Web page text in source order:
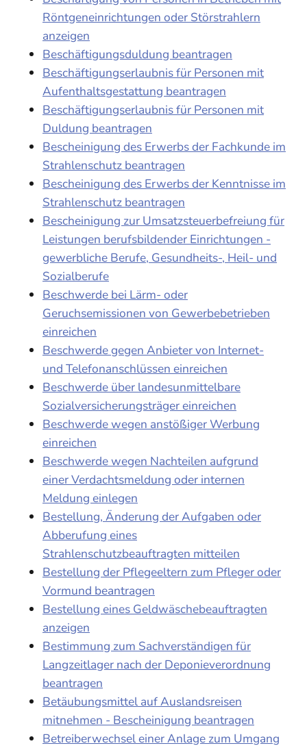
Röntgeneinrichtungen oder Störstrahlern
anzeigen
Beschäftigungsduldung beantragen
Beschäftigungserlaubnis für Personen mit
Aufenthaltsgestattung beantragen
Beschäftigungserlaubnis für Personen mit
Duldung beantragen
Bescheinigung des Erwerbs der Fachkunde im
Strahlenschutz beantragen
Bescheinigung des Erwerbs der Kenntnisse im
Strahlenschutz beantragen
Bescheinigung zur Umsatzsteuerbefreiung für
Leistungen berufsbildender Einrichtungen -
gewerbliche Berufe, Gesundheits-, Heil- und
Sozialberufe
Beschwerde bei Lärm- oder
Geruchsemissionen von Gewerbebetrieben
einreichen
Beschwerde gegen Anbieter von Internet-
und Telefonanschlüssen einreichen
Beschwerde über landesunmittelbare
Sozialversicherungsträger einreichen
Beschwerde wegen anstößiger Werbung
einreichen
Beschwerde wegen Nachteilen aufgrund
einer Verdachtsmeldung oder internen
Meldung einlegen
Bestellung, Änderung der Aufgaben oder
Abberufung eines
Strahlenschutzbeauftragten mitteilen
Bestellung der Pflegeeltern zum Pfleger oder
Vormund beantragen
Bestellung eines Geldwäschebeauftragten
anzeigen
Bestimmung zum Sachverständigen für
Langzeitlager nach der Deponieverordnung
beantragen
Betäubungsmittel auf Auslandsreisen
mitnehmen - Bescheinigung beantragen
Betreiberwechsel einer Anlage zum Umgang